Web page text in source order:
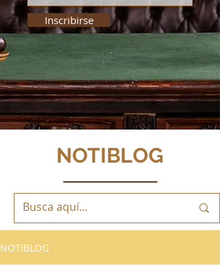
Inscribirse
NOTIBLOG
NOTIBLOG